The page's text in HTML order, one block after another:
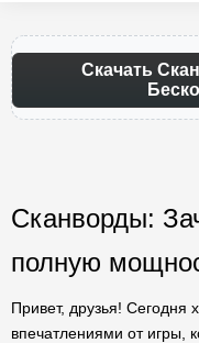
Скачать
Сканворды:
полную
Привет, друзья! Сегодня
впечатлениями от игры,